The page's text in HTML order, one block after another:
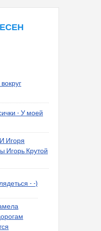
- У моей
Игоря
Игорь Крутой
- -)